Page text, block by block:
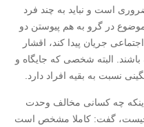
است و نباید به چند فرد
در گرو به هم پیوستن دو
جریان پیدا کند، اقشار
باشند. البته شخصی که جایگاه و
نسبت به بقیه افراد دارد.
چه کسانی مخالف وحدت
چیست، گفت: کاملا مشخص است